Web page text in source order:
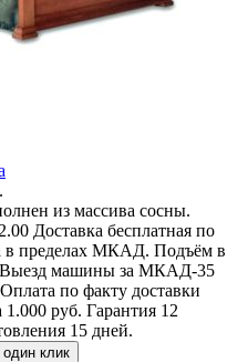
из массива сосны.
Доставка бесплатная по
в пределах МКАД. Подъём в
Выезд машины за МКАД-35
по факту доставки
руб. Гарантия 12
15 дней.
один клик